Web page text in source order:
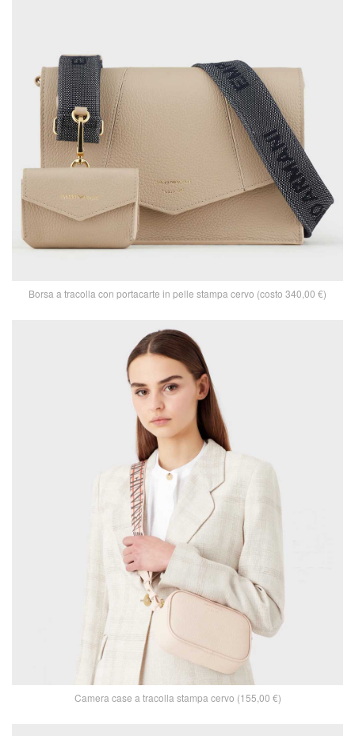
Borsa a tracolla con portacarte in pelle stampa cervo (costo 340,00 €)
Camera case a tracolla stampa cervo (155,00 €)